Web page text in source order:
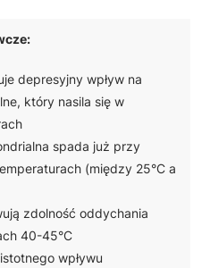
depresyjny wpływ na
który nasila się w
spada już przy
(między 25°C a
zdolność oddychania
40-45°C
wpływu